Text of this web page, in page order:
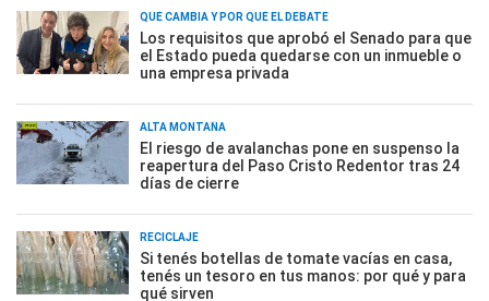
QUÉ CAMBIA Y POR QUÉ EL DEBATE
Los requisitos que aprobó el Senado para que
el Estado pueda quedarse con un inmueble o
una empresa privada
ALTA MONTAÑA
El riesgo de avalanchas pone en suspenso la
reapertura del Paso Cristo Redentor tras 24
días de cierre
RECICLAJE
Si tenés botellas de tomate vacías en casa,
tenés un tesoro en tus manos: por qué y para
qué sirven